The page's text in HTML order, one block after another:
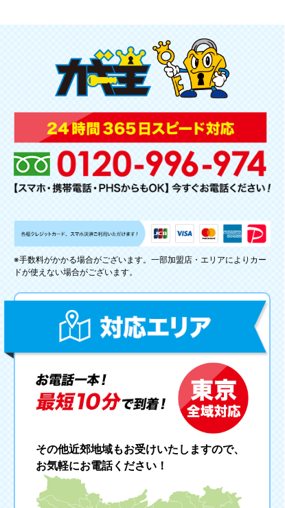
※手数料がかかる場合がございます。一部加盟店・エリアによりカー
ドが使えない場合がございます。
その他近郊地域もお受けいたしますので、
お気軽にお電話ください！